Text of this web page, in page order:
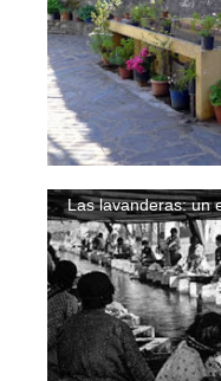
Las lavanderas: un